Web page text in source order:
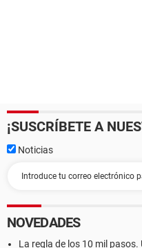
¡SUSCRÍBETE A
Noticias
NOVEDADES
La regla de los 10 mil